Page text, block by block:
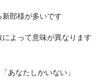
郎様が多いです
よって意味が異なります
あなたしかいない」